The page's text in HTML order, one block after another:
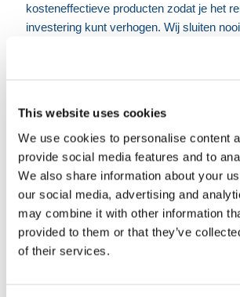
This website uses cookies
We use cookies to personalise content
provide social media features and to
We also share information about your
our social media, advertising and
may combine it with other information
provided to them or that they’ve
of their services.
kosteneffectieve producten zodat je het
investering kunt verhogen. Wij sluiten
op kwaliteit; wij zorgen er altijd voor dat je
productcategorieën waar dagelijks meer
worden toegevoegd door ons team!
Permanent Hekwerk